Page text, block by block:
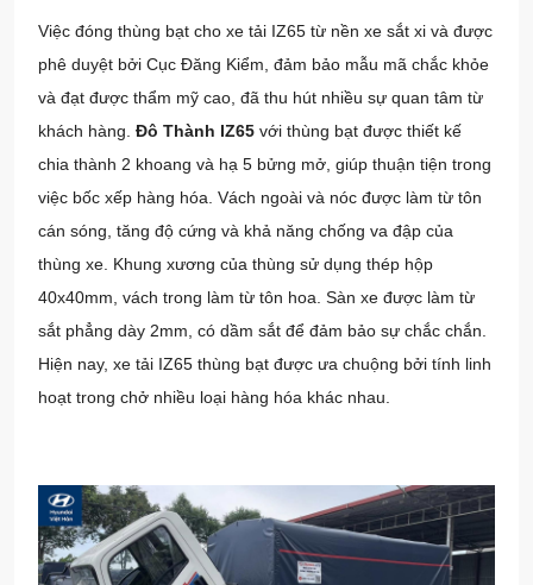
Việc đóng thùng bạt cho xe tải IZ65 từ nền xe sắt xi và được
phê duyệt bởi Cục Đăng Kiểm, đảm bảo mẫu mã chắc khỏe
và đạt được thẩm mỹ cao, đã thu hút nhiều sự quan tâm từ
khách hàng. Đô Thành IZ65 với thùng bạt được thiết kế
chia thành 2 khoang và hạ 5 bửng mở, giúp thuận tiện trong
việc bốc xếp hàng hóa. Vách ngoài và nóc được làm từ tôn
cán sóng, tăng độ cứng và khả năng chống va đập của
thùng xe. Khung xương của thùng sử dụng thép hộp
40x40mm, vách trong làm từ tôn hoa. Sàn xe được làm từ
sắt phẳng dày 2mm, có dầm sắt để đảm bảo sự chắc chắn.
Hiện nay, xe tải IZ65 thùng bạt được ưa chuộng bởi tính linh
hoạt trong chở nhiều loại hàng hóa khác nhau.